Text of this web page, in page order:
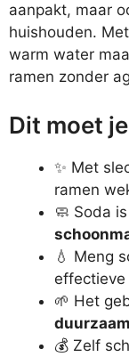
aanpakt, maar
huishouden.
warm water
ramen zonder
Dit moet
✨ Met
ramen
🧼 Soda
💧 Meng
effectieve
🌱 Het
💰 Zelf